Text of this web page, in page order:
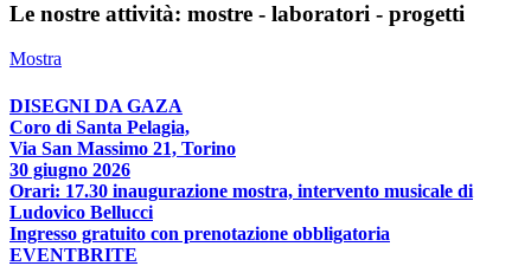
Le nostre attività: mostre - laboratori - progetti
Mostra
DISEGNI DA GAZA
Coro di Santa Pelagia,
Via San Massimo 21, Torino
30 giugno 2026
Orari: 17.30 inaugurazione mostra, intervento musicale di
Ludovico Bellucci
Ingresso gratuito con prenotazione obbligatoria
EVENTBRITE